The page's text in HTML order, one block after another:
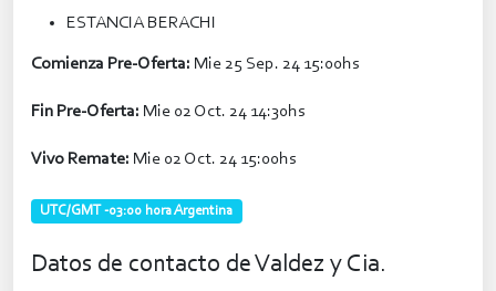
ESTANCIA BERACHI
Comienza Pre-Oferta: Mie 25 Sep. 24 15:00hs
Fin Pre-Oferta: Mie 02 Oct. 24 14:30hs
Vivo Remate: Mie 02 Oct. 24 15:00hs
UTC/GMT -03:00 hora Argentina
Datos de contacto de Valdez y Cia.